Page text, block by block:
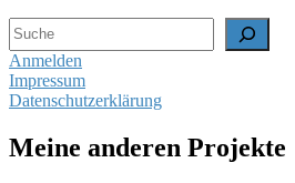
Suchen
Anmelden
Impressum
Datenschutzerklärung
Meine anderen Projekte